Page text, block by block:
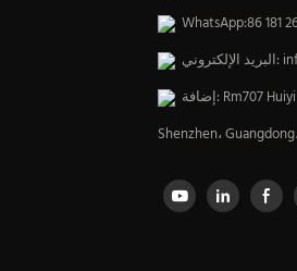
WhatsApp:86 181
البريد الإلكتروني:
إضافة: Rm707 Huiyi Fortune Center، Longhua،